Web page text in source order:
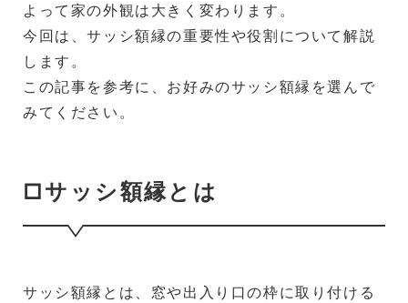
よって家の外観は大きく変わります。
今回は、サッシ額縁の重要性や役割について解説
します。
この記事を参考に、お好みのサッシ額縁を選んで
みてください。
□サッシ額縁とは
サッシ額縁とは、窓や出入り口の枠に取り付ける